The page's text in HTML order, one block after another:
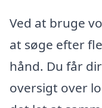
Ved at bruge
at søge efter
hånd. Du får
oversigt over